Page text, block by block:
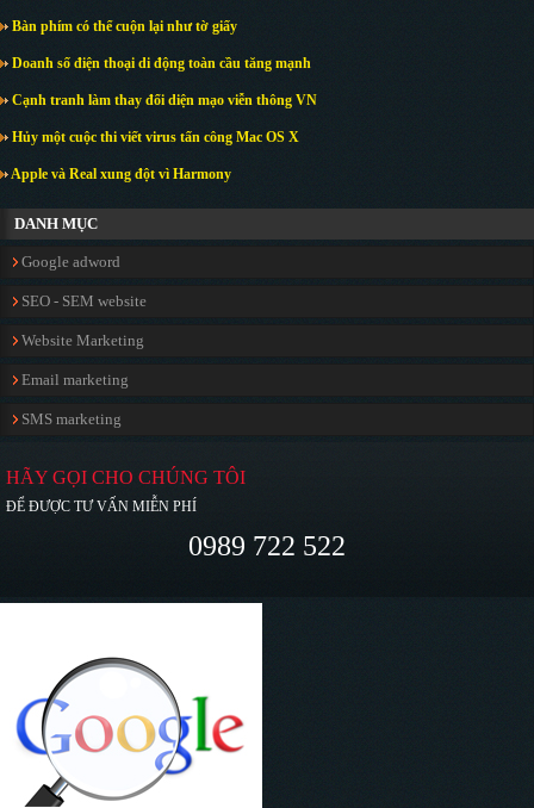
Bàn phím có thể cuộn lại như tờ giấy
Doanh số điện thoại di động toàn cầu tăng mạnh
Cạnh tranh làm thay đổi diện mạo viễn thông VN
Hủy một cuộc thi viết virus tấn công Mac OS X
Apple và Real xung đột vì Harmony
DANH MỤC
Google adword
SEO - SEM website
Website Marketing
Email marketing
SMS marketing
HÃY GỌI CHO CHÚNG TÔI
ĐỂ ĐƯỢC TƯ VẤN MIỄN PHÍ
0989 722 522